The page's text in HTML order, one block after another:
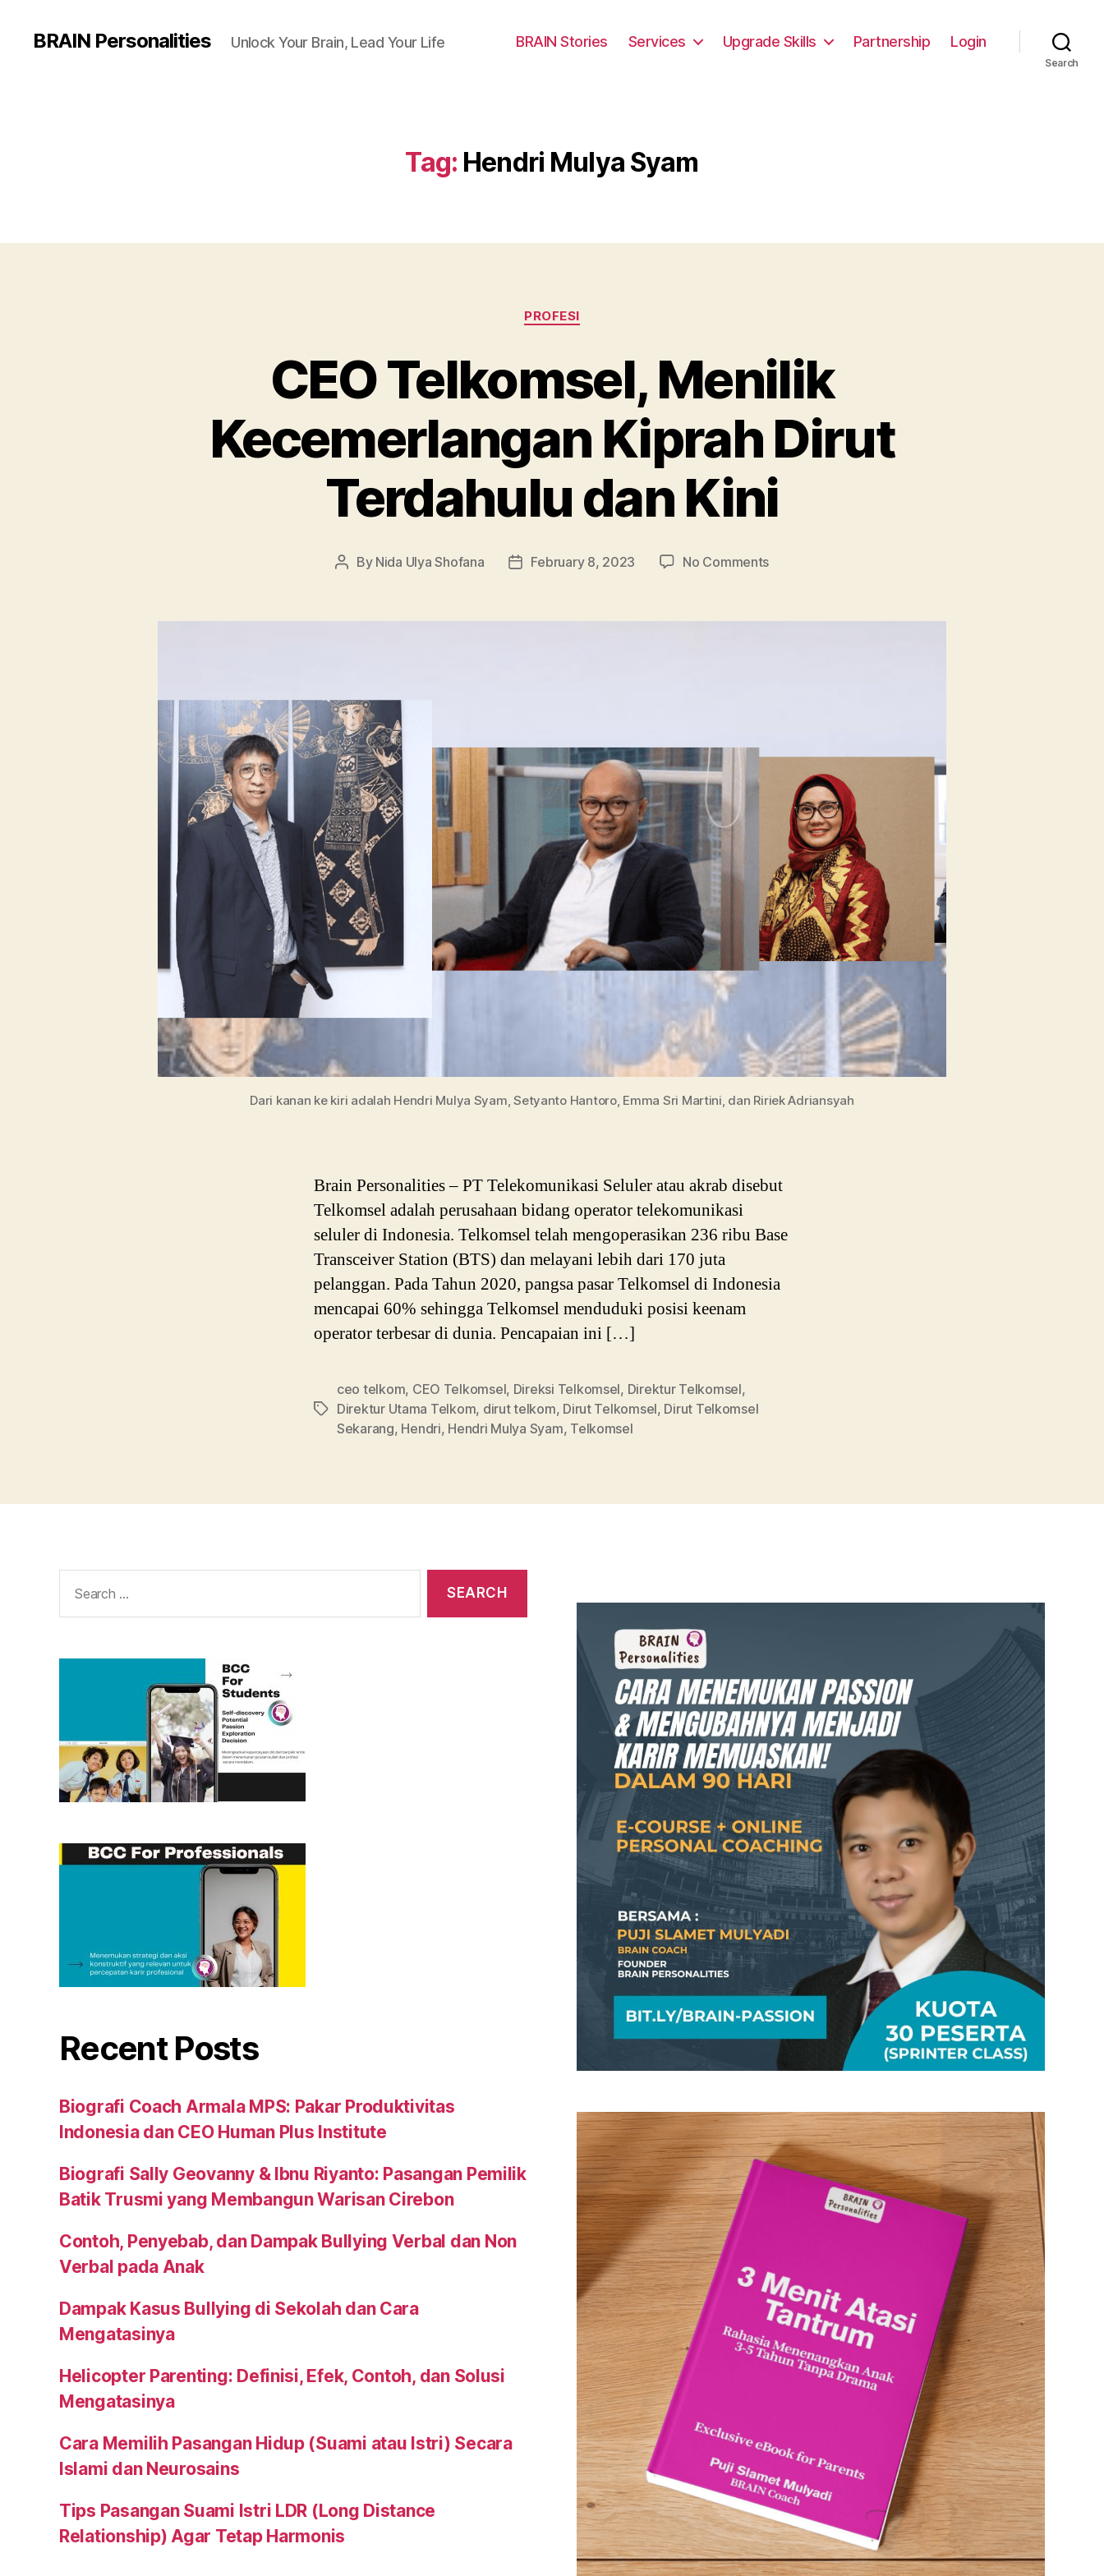
BRAIN Personalities Unlock Your Brain, Lead Your Life BRAIN Stories Services Upgrade Skills Partnership Login
Search
Tag: Hendri Mulya Syam
Categories
PROFESI
CEO Telkomsel, Menilik
Kecemerlangan Kiprah Dirut
Terdahulu dan Kini
Post
By Nida Ulya Shofana
PostFebruary 8, 2023 No Commentson
Menilik
Dari kanan ke kiri adalah Hendri Mulya Syam, Setyanto Hantoro, Emma Sri Martini, dan Ririek Adriansyah
Brain Personalities – PT Telekomunikasi Seluler atau akrab disebut
Telkomsel adalah perusahaan bidang operator telekomunikasi
seluler di Indonesia. Telkomsel telah mengoperasikan 236 ribu Base
Transceiver Station (BTS) dan melayani lebih dari 170 juta
pelanggan. Pada Tahun 2020, pangsa pasar Telkomsel di Indonesia
mencapai 60% sehingga Telkomsel menduduki posisi keenam
operator terbesar di dunia. Pencapaian ini […]
Tags
ceo telkom, CEO Telkomsel, Direksi Telkomsel, Direktur Telkomsel,
Direktur Utama Telkom, dirut telkom, Dirut Telkomsel, Dirut Telkomsel
Sekarang, Hendri, Hendri Mulya Syam, Telkomsel
for:
Recent Posts
Biografi Coach Armala MPS: Pakar Produktivitas
Indonesia dan CEO Human Plus Institute
Biografi Sally Geovanny & Ibnu Riyanto: Pasangan Pemilik
Batik Trusmi yang Membangun Warisan Cirebon
Contoh, Penyebab, dan Dampak Bullying Verbal dan Non
Verbal pada Anak
Dampak Kasus Bullying di Sekolah dan Cara
Mengatasinya
Helicopter Parenting: Definisi, Efek, Contoh, dan Solusi
Mengatasinya
Cara Memilih Pasangan Hidup (Suami atau Istri) Secara
Islami dan Neurosains
Tips Pasangan Suami Istri LDR (Long Distance
Relationship) Agar Tetap Harmonis